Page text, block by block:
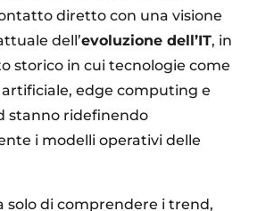
diretto con una visione
dell’evoluzione dell’IT, in
storico in cui tecnologie come
edge computing e
stanno ridefinendo
i modelli operativi delle
solo di comprendere i trend,